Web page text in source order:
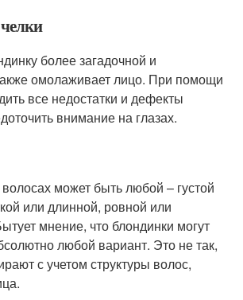
более загадочной и
омолаживает лицо. При помощи
все недостатки и дефекты
внимание на глазах.
может быть любой – густой
или длинной, ровной или
мнение, что блондинки могут
любой вариант. Это не так,
с учетом структуры волос,